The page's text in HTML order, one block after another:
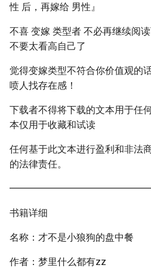
性 后，再嫁给 男性』
不喜 变嫁 类型者 不必再继续阅
不要太看高自己了
觉得变嫁类型不符合你价值观的
喷人找存在感！
下载者不得将下载的文本用于任
本仅用于收藏和试读
任何基于此文本进行盈利和非法
的法律责任。
书籍详细
名称：才不是小狼狗的盘中餐
作者：梦里什么都有zz